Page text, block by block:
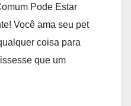
Pode Estar
Você ama seu pet
coisa para
que um